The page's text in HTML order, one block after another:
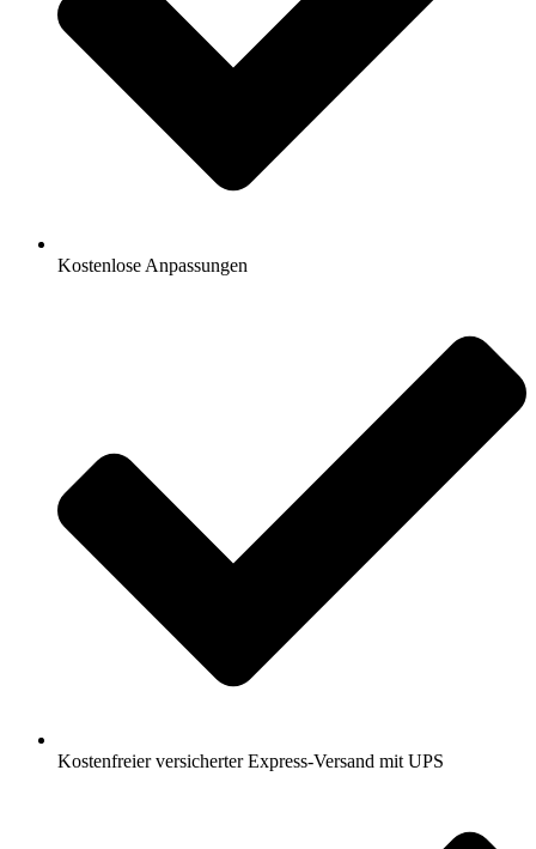
Kostenlose Anpassungen
Kostenfreier versicherter Express-Versand mit UPS